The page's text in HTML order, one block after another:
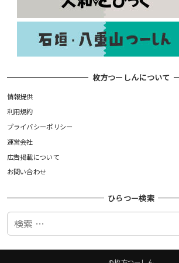
枚方つーしんについて
情報提供
利用規約
プライバシーポリシー
運営会社
広告掲載について
お問い合わせ
ひらつー検索
検